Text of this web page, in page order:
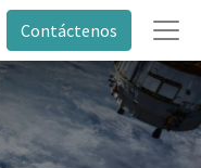
Contáctenos